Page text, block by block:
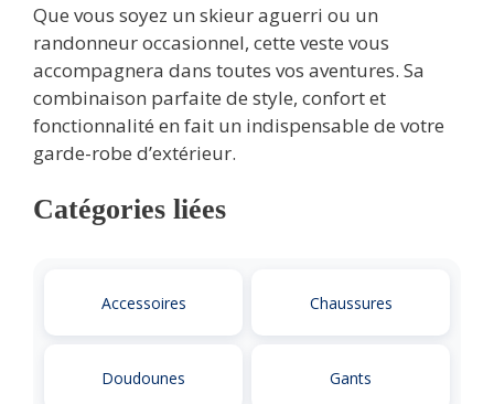
Que vous soyez un skieur aguerri ou un
randonneur occasionnel, cette veste vous
accompagnera dans toutes vos aventures. Sa
combinaison parfaite de style, confort et
fonctionnalité en fait un indispensable de votre
garde-robe d’extérieur.
Catégories liées
Accessoires Chaussures
Doudounes Gants